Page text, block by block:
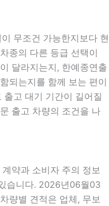
무조건 가능한지보다 현
종의 다른 등급 선택이
달라지는지, 한예종연출
되는지를 함께 보는 편이
고 대기 기간이 길어질
출고 차량의 조건을 나
약과 소비자 주의 정보
습니다. 2026년06월03
량별 견적은 업체, 무보